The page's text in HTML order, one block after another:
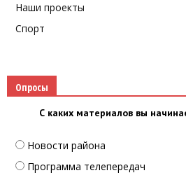
Наши проекты
Спорт
Опросы
С каких материалов вы
Новости района
Программа телепередач